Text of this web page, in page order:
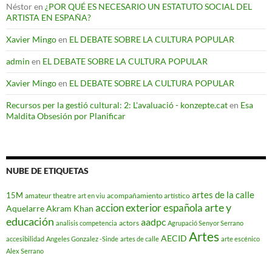
Néstoren ¿POR QUÉ ES NECESARIO UN ESTATUTO SOCIAL DEL
ARTISTA EN ESPAÑA?
Xavier Mingoen EL DEBATE SOBRE LA CULTURA POPULAR
admin en EL DEBATE SOBRE LA CULTURA POPULAR
Xavier Mingoen EL DEBATE SOBRE LA CULTURA POPULAR
Recursos per la gestió cultural: 2: L'avaluació - konzepte.caten Esa
Maldita Obsesión por Planificar
NUBE DE ETIQUETAS
15M amateur theatre art en viu acompañamiento artístico artes de la calle
AquelarreAkram Khan accion exterior españolaarte y
educación analisis competencia actors aadpc Agrupació Senyor Serrano
accesibilidad Angeles Gonzalez -Sinde artes de calle AECID Artes arte escénico
Alex Serrano